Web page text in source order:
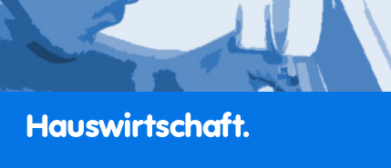
Hauswirtschaft.